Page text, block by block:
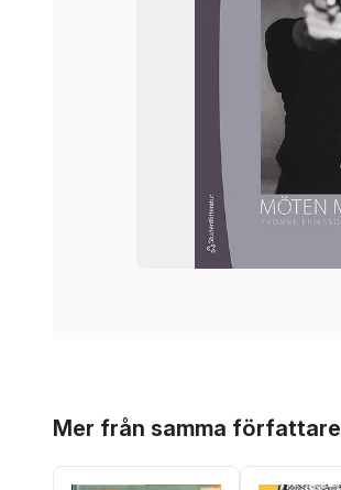
Mer från samma författare